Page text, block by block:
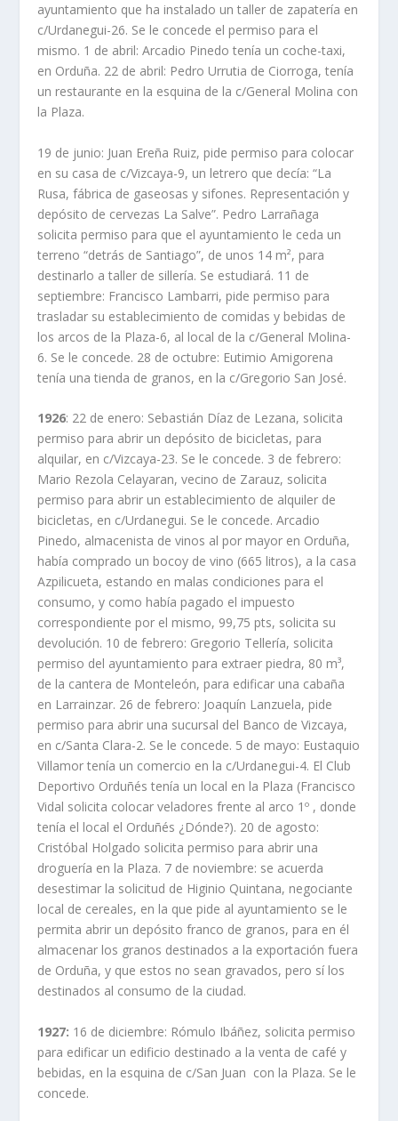
ayuntamiento que ha instalado un taller de zapatería en
c/Urdanegui-26. Se le concede el permiso para el
mismo. 1 de abril: Arcadio Pinedo tenía un coche-taxi,
en Orduña. 22 de abril: Pedro Urrutia de Ciorroga, tenía
un restaurante en la esquina de la c/General Molina con
la Plaza.
19 de junio: Juan Ereña Ruiz, pide permiso para colocar
en su casa de c/Vizcaya-9, un letrero que decía: “La
Rusa, fábrica de gaseosas y sifones. Representación y
depósito de cervezas La Salve”. Pedro Larrañaga
solicita permiso para que el ayuntamiento le ceda un
terreno “detrás de Santiago”, de unos 14 m², para
destinarlo a taller de sillería. Se estudiará. 11 de
septiembre: Francisco Lambarri, pide permiso para
trasladar su establecimiento de comidas y bebidas de
los arcos de la Plaza-6, al local de la c/General Molina-
6. Se le concede. 28 de octubre: Eutimio Amigorena
tenía una tienda de granos, en la c/Gregorio San José.
1926: 22 de enero: Sebastián Díaz de Lezana, solicita
permiso para abrir un depósito de bicicletas, para
alquilar, en c/Vizcaya-23. Se le concede. 3 de febrero:
Mario Rezola Celayaran, vecino de Zarauz, solicita
permiso para abrir un establecimiento de alquiler de
bicicletas, en c/Urdanegui. Se le concede. Arcadio
Pinedo, almacenista de vinos al por mayor en Orduña,
había comprado un bocoy de vino (665 litros), a la casa
Azpilicueta, estando en malas condiciones para el
consumo, y como había pagado el impuesto
correspondiente por el mismo, 99,75 pts, solicita su
devolución. 10 de febrero: Gregorio Tellería, solicita
permiso del ayuntamiento para extraer piedra, 80 m³,
de la cantera de Monteleón, para edificar una cabaña
en Larrainzar. 26 de febrero: Joaquín Lanzuela, pide
permiso para abrir una sucursal del Banco de Vizcaya,
en c/Santa Clara-2. Se le concede. 5 de mayo: Eustaquio
Villamor tenía un comercio en la c/Urdanegui-4. El Club
Deportivo Orduñés tenía un local en la Plaza (Francisco
Vidal solicita colocar veladores frente al arco 1º , donde
tenía el local el Orduñés ¿Dónde?). 20 de agosto:
Cristóbal Holgado solicita permiso para abrir una
droguería en la Plaza. 7 de noviembre: se acuerda
desestimar la solicitud de Higinio Quintana, negociante
local de cereales, en la que pide al ayuntamiento se le
permita abrir un depósito franco de granos, para en él
almacenar los granos destinados a la exportación fuera
de Orduña, y que estos no sean gravados, pero sí los
destinados al consumo de la ciudad.
1927: 16 de diciembre: Rómulo Ibáñez, solicita permiso
para edificar un edificio destinado a la venta de café y
bebidas, en la esquina de c/San Juan con la Plaza. Se le
concede.